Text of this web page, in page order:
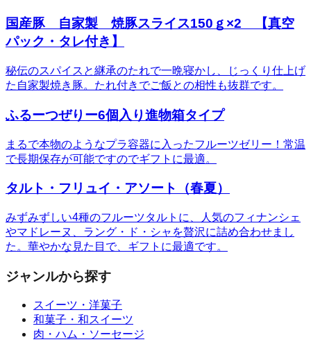
国産豚 自家製 焼豚スライス150ｇ×2 【真空
パック・タレ付き】
秘伝のスパイスと継承のたれで一晩寝かし、じっくり仕上げ
た自家製焼き豚。たれ付きでご飯との相性も抜群です。
ふるーつぜりー6個入り進物箱タイプ
まるで本物のようなプラ容器に入ったフルーツゼリー！常温
で長期保存が可能ですのでギフトに最適。
タルト・フリュイ・アソート（春夏）
みずみずしい4種のフルーツタルトに、人気のフィナンシェ
やマドレーヌ、ラング・ド・シャを贅沢に詰め合わせまし
た。華やかな見た目で、ギフトに最適です。
ジャンルから探す
スイーツ・洋菓子
和菓子・和スイーツ
肉・ハム・ソーセージ